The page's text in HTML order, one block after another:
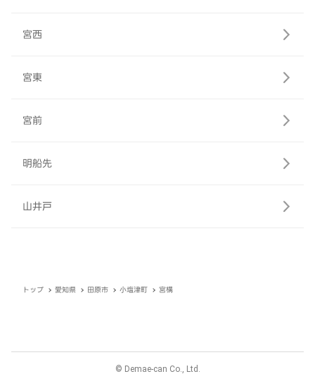
宮西
宮東
宮前
明船先
山井戸
トップ 愛知県 田原市 小塩津町 宮構
© Demae-can Co., Ltd.